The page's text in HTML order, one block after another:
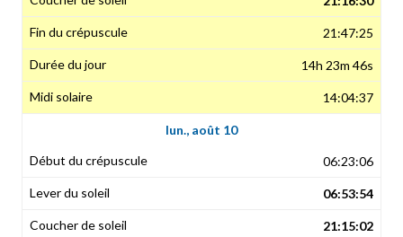
21:47:25
14h 23m 46s
14:04:37
lun., août 10
06:23:06
06:53:54
21:15:02